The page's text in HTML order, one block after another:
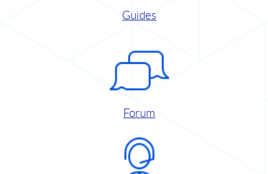
Guides
Forum